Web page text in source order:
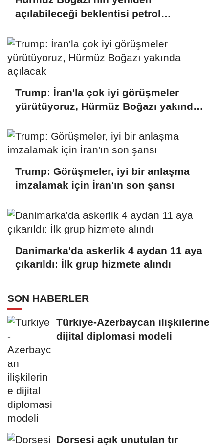
açılabileceği beklentisi petrol
Trump: İran'la çok iyi görüşmeler
yürütüyoruz, Hürmüz Boğazı yakında
Trump: Görüşmeler, iyi bir anlaşma
imzalamak için İran'ın son şansı
Danimarka'da askerlik 4 aydan 11 aya
çıkarıldı: İlk grup hizmete alındı
SON HABERLER
Türkiye-Azerbaycan ilişkilerine
dijital diplomasi modeli
Dorsesi açık unutulan tır